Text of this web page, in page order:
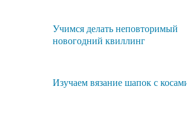
Учимся делать неповторимый
новогодний квиллинг
Изучаем вязание шапок с